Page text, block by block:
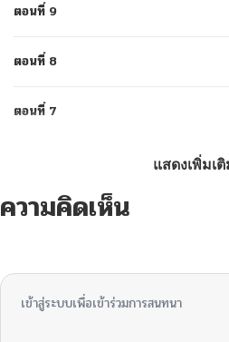
ตอนที่ 9
ตอนที่ 8
ตอนที่ 7
ตอนที่ 5
ตอนที่ 3
แสดงเพิ่มเ
ความคิดเห็น
เข้าสู่ระบบเพื่อเข้าร่วมการสนทนา